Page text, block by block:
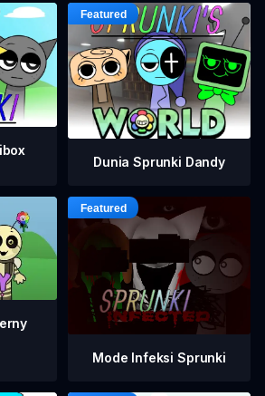
Dunia Sprunki Dandy
Mode Infeksi Sprunki